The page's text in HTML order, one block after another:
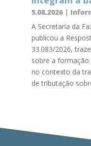
5.08.2026|
A Secretaria da
publicou a
33.083/2026,
sobre a formação
no contexto da
de tributação